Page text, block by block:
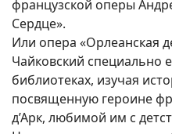
французской оперы
Сердце».
Или опера «Орлеанская
Чайковский специально
библиотеках, изучая
посвященную героине
д’Арк, любимой им с